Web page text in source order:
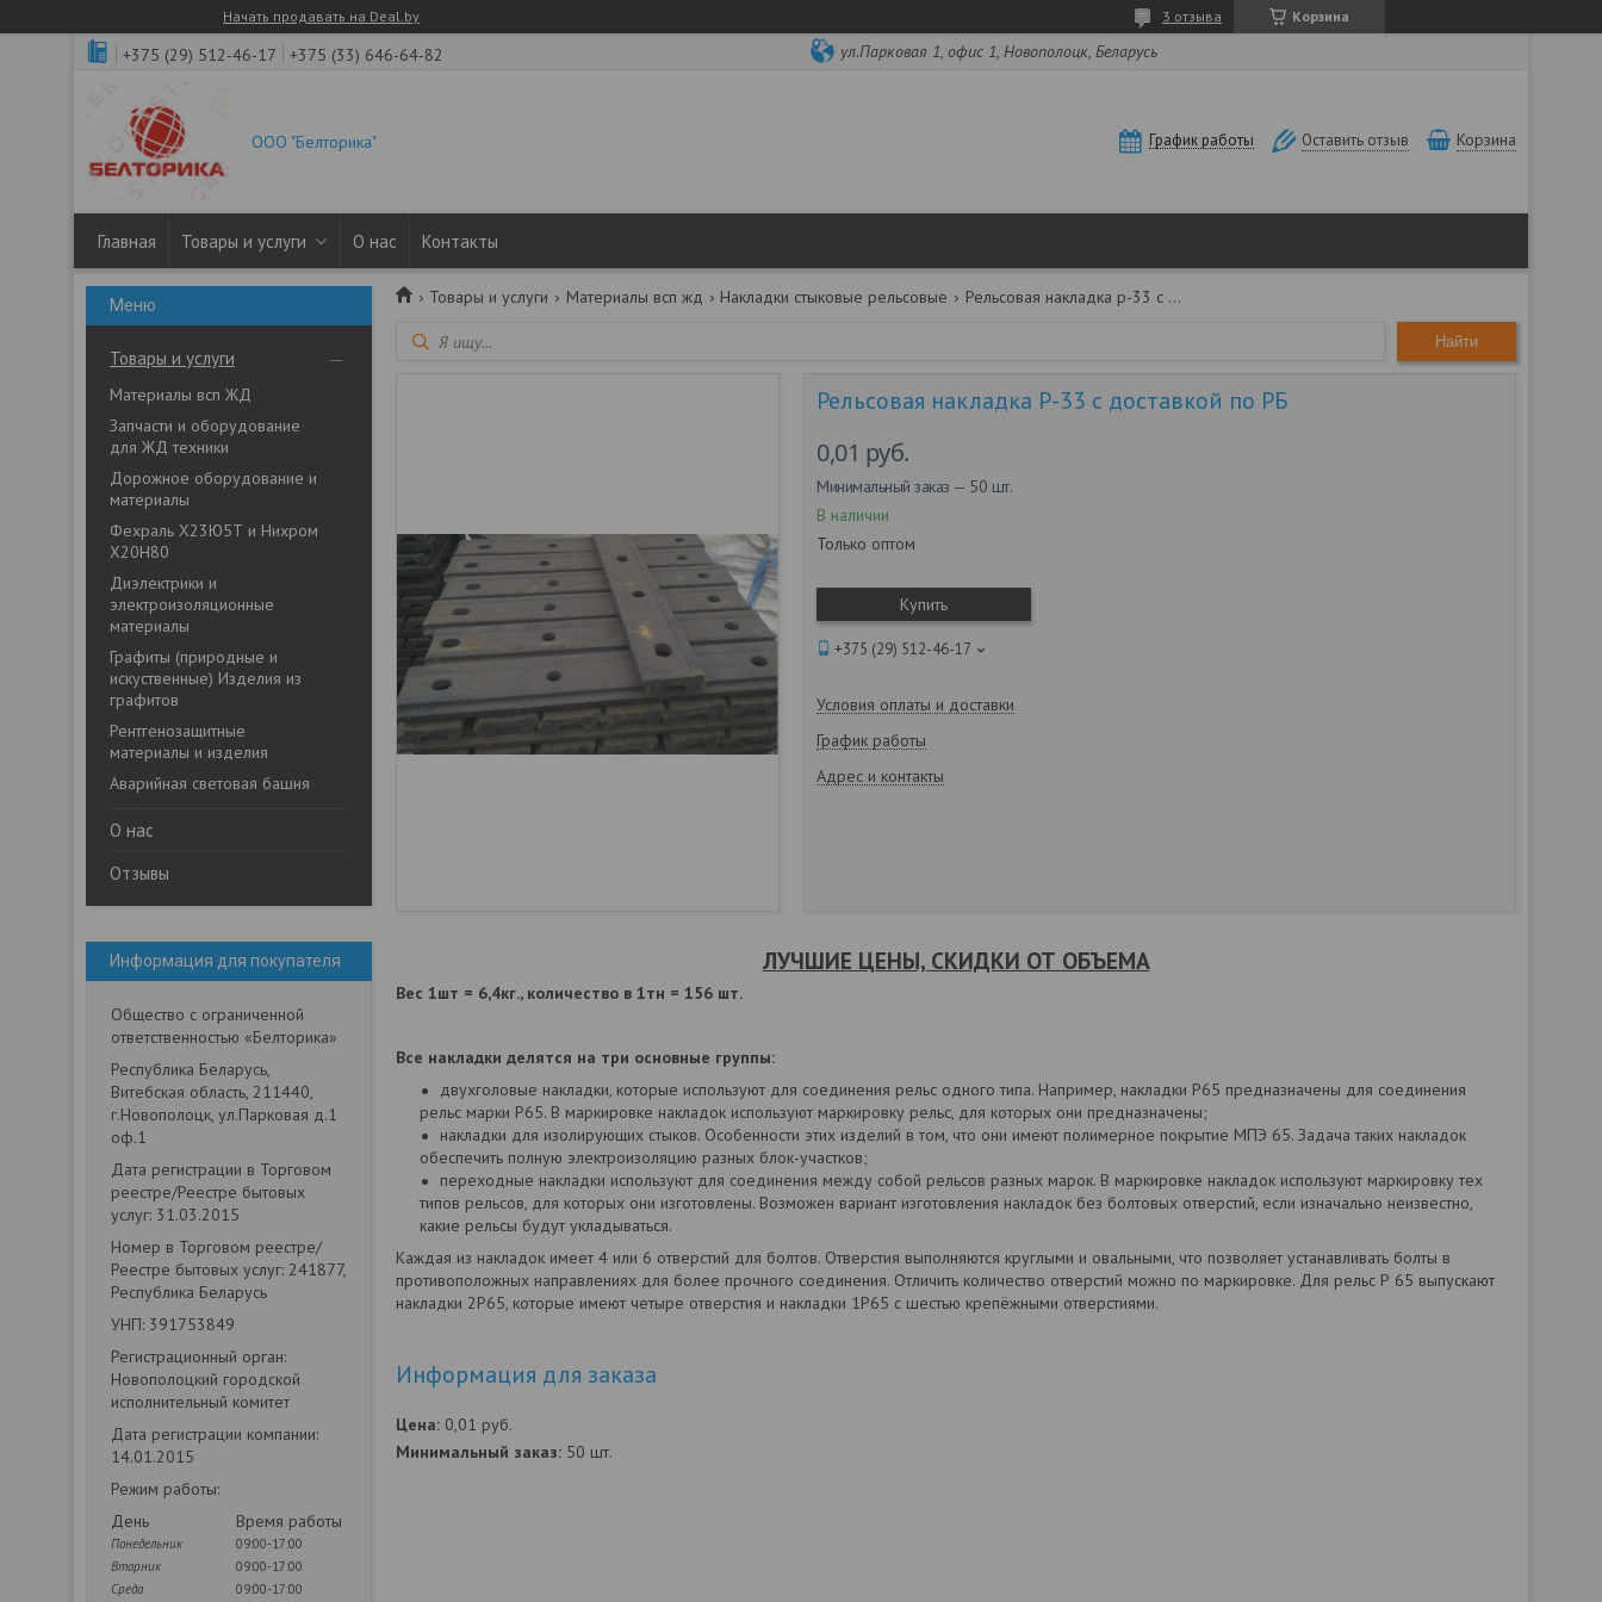
Начать продавать на Deal.by Корзина
3 отзыва
+375 (29) 512-46-17 +375 (33) 646-64-82 ул.Парковая 1, офис 1, Новополоцк, Беларусь
ООО "Белторика" График работы Оставить отзыв Корзина
Главная Товары и услуги О нас Контакты
Товары и услуги
Материалы всп ЖД
Запчасти и оборудование
для ЖД техники
Дорожное оборудование и
материалы
Фехраль Х23Ю5Т и Нихром
Х20Н80
Диэлектрики и
электроизоляционные
материалы
Графиты (природные и
искуственные) Изделия из
графитов
Рентгенозащитные
материалы и изделия
Аварийная световая башня
О нас
Отзывы
Информация для покупателя
Общество с ограниченной
ответственностью «Белторика»
Республика Беларусь,
Витебская область, 211440,
г.Новополоцк, ул.Парковая д.1
оф.1
Дата регистрации в Торговом
реестре/Реестре бытовых
услуг: 31.03.2015
Номер в Торговом реестре/
Реестре бытовых услуг: 241877,
Республика Беларусь
УНП: 391753849
Регистрационный орган:
Новополоцкий городской
исполнительный комитет
Дата регистрации компании:
14.01.2015
Режим работы:
День
Время работы
Понедельник
09:00-17:00
Вторник
09:00-17:00
Среда
09:00-17:00
Товары и услуги Материалы всп жд Накладки стыковые рельсовые Рельсовая накладка р-33 с доставкой по рб
Найти
Рельсовая накладка Р-33 с доставкой по РБ
0,01 руб.
Минимальный заказ — 50 шт.
В наличии
Только оптом
Купить
+375 (29) 512-46-17
Условия оплаты и доставки
График работы
Адрес и контакты
ЛУЧШИЕ ЦЕНЫ, СКИДКИ ОТ ОБЪЕМА
Вес 1шт = 6,4кг., количество в 1тн = 156 шт.
Все накладки делятся на три основные группы:
двухголовые накладки, которые используют для соединения рельс одного типа. Например, накладки Р65 предназначены для соединения
рельс марки Р65. В маркировке накладок используют маркировку рельс, для которых они предназначены;
накладки для изолирующих стыков. Особенности этих изделий в том, что они имеют полимерное покрытие МПЭ 65. Задача таких накладок
обеспечить полную электроизоляцию разных блок-участков;
переходные накладки используют для соединения между собой рельсов разных марок. В маркировке накладок используют маркировку тех
типов рельсов, для которых они изготовлены. Возможен вариант изготовления накладок без болтовых отверстий, если изначально неизвестно,
какие рельсы будут укладываться.
Каждая из накладок имеет 4 или 6 отверстий для болтов. Отверстия выполняются круглыми и овальными, что позволяет устанавливать болты в
противоположных направлениях для более прочного соединения. Отличить количество отверстий можно по маркировке. Для рельс Р 65 выпускают
накладки 2Р65, которые имеют четыре отверстия и накладки 1Р65 с шестью крепёжными отверстиями.
Информация для заказа
Цена: 0,01 руб.
Минимальный заказ: 50 шт.